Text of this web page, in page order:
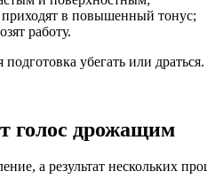
в повышенный тонус;
работу.
убегать или
голос дрожащим
а результат нескольких